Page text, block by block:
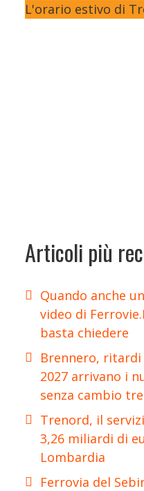
L'orario estivo di
Articoli più
Quando anche
video di
basta chiedere
Brennero, ritardi
2027 arrivano i
senza cambio
Trenord, il
3,26 miliardi di
Lombardia
Ferrovia del